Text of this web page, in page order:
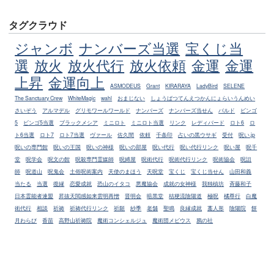
タグクラウド
ジャンボ ナンバーズ当選 宝くじ当
選 放火 放火代行 放火依頼 金運 金運
上昇 金運向上 ASMODEUS Grant KIRARAYA LadyBird
SELENE
The Sanctuary Crew
WhiteMagic wahl おまじない
しょうばつてんえつかんにょらいうんめい
さいぞう
アルマデル グリモワールワールド ナンバーズ ナンバーズ当せん バルド
ビンゴ
5
ビンゴ5当選 ブラックメシア ミニロト ミニロト当選 リンク レディバード ロト6
ロ
ト6当選
ロト7 ロト7当選 ヴァール 佐久間 依頼 千条印 占いの黒ウサギ 受付
呪い.jp
呪いの専門館
呪いの王国 呪いの神様 呪いの部屋 呪い代行 呪い代行リンク 呪い屋
呪千
堂
呪学会 呪文の館 呪殺専門霊媒師 呪縛屋 呪術代行 呪術代行リンク 呪術協会
呪詛
師
呪道山 呪鬼会 土俗呪術案内 天使のまほう 天呪堂 宝くじ 宝くじ当せん
山田和義
当たる
当選 復縁 恋愛成就 恐山のイタコ 悪魔協会 成就の女神様 我独槙坊
斉藤和子
日本霊能者連盟
昇抜天閲感如来雲明再憎 晋明会 暗黒堂 桔梗流陰陽道 極呪 橘尊行
白魔
術代行
相談 祈祷 祈祷代行リンク 祈願 紗季 老舗 聖鳴 良縁成就 藁人形 陰陽院
餅
月わらび
香苗 高野山祈祷院 魔術コンシェルジュ 魔術団メビウス 鴉の社